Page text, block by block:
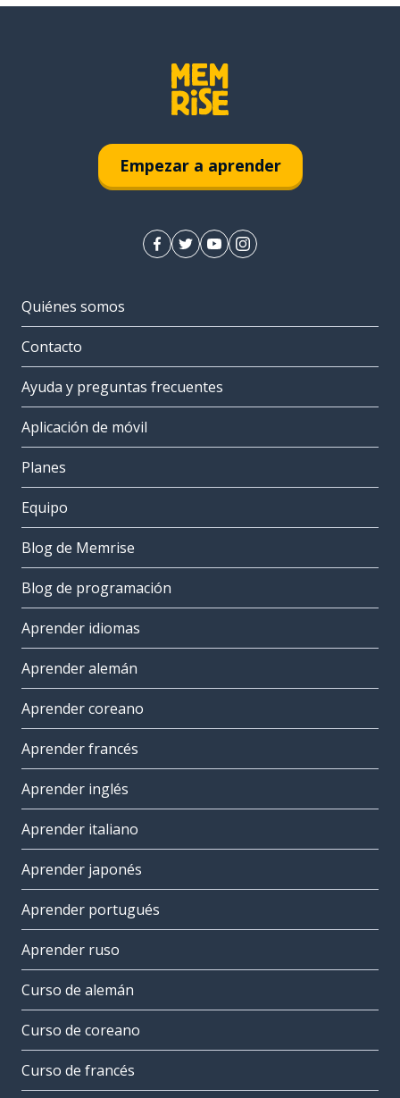
Empezar a aprender
Quiénes somos
Contacto
Ayuda y preguntas frecuentes
Aplicación de móvil
Planes
Equipo
Blog de Memrise
Blog de programación
Aprender idiomas
Aprender alemán
Aprender coreano
Aprender francés
Aprender inglés
Aprender italiano
Aprender japonés
Aprender portugués
Aprender ruso
Curso de alemán
Curso de coreano
Curso de francés